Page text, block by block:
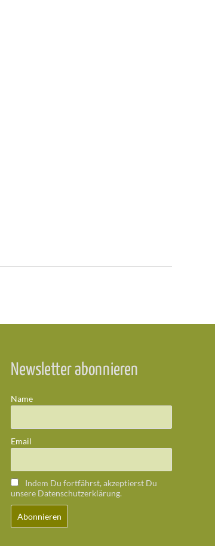
Newsletter abonnieren
Name
Email
Indem Du fortfährst, akzeptierst Du
unsere Datenschutzerklärung.